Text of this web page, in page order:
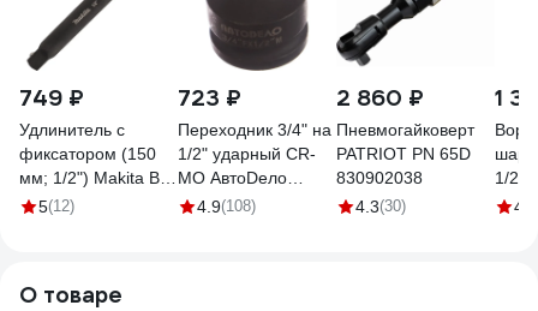
749 ₽
Удлинитель с
фиксатором (150
мм; 1/2") Makita B-
55712
5(12)
723 ₽
Переходник 3/4" на
1/2" ударный CR-
MO АвтоDело
40172 15973
4.9(108)
2 860 ₽
Пневмогайковерт
PATRIOT PN 65D
830902038
4.3(30)
1
1/2"
4.7
О товаре